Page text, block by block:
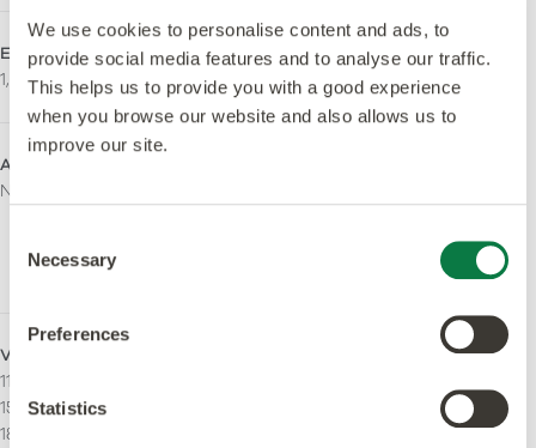
We use cookies to personalise content and ads, to
provide social media features and to analyse our traffic.
This helps us to provide you with a good experience
when you browse our website and also allows us to
improve our site.
Selection
Necessary
Preferences
Statistics
Espesor de la capa de uso
1,0mm
Acabado de la superficie
Quantum Guard Elite
Acabado superficial
Natural Wood
ortoftalatos y de origen
Veta continua
114.3 x 914.4 mm
152.4 x 914.4 mm
184.2 x 1219.2 mm